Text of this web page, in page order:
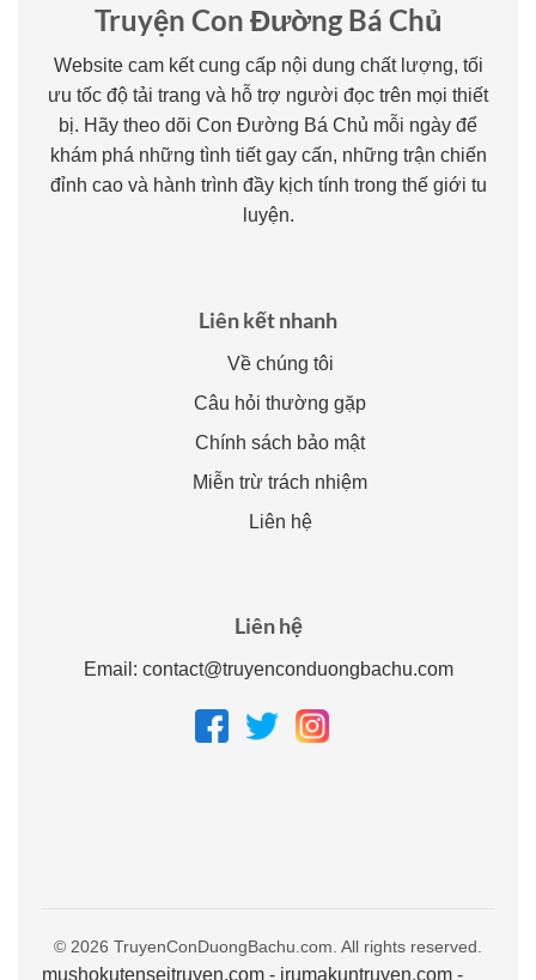
Truyện Con Đường Bá Chủ
Website cam kết cung cấp nội dung chất lượng, tối
ưu tốc độ tải trang và hỗ trợ người đọc trên mọi thiết
bị. Hãy theo dõi Con Đường Bá Chủ mỗi ngày để
khám phá những tình tiết gay cấn, những trận chiến
đỉnh cao và hành trình đầy kịch tính trong thế giới tu
luyện.
Liên kết nhanh
Về chúng tôi
Câu hỏi thường gặp
Chính sách bảo mật
Miễn trừ trách nhiệm
Liên hệ
Liên hệ
Email: contact@truyenconduongbachu.com
© 2026 TruyenConDuongBachu.com. All rights reserved.
mushokutenseitruyen.com - irumakuntruyen.com -